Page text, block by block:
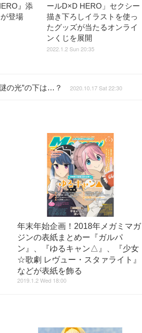
』添
登場
ールD×D HERO」セクシー
描き下ろしイラストを使っ
たグッズが当たるオンライ
ンくじを展開
2022.1.2 Sun 20:35
の光”の下は…？ 2020.10.17 Sat 22:30
年末年始企画！2018年メガミマガ
ジンの表紙まとめー『ガルパ
ン』、『ゆるキャン△』、『少女
☆歌劇 レヴュー・スタァライト』
などが表紙を飾る
2019.1.2 Wed 18:00